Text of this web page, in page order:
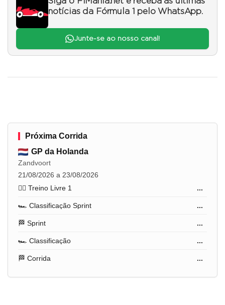
notícias da Fórmula 1 pelo WhatsApp.
Junte-se ao nosso canal!
Próxima Corrida
GP da Holanda
Zandvoort
21/08/2026 a 23/08/2026
🏋️‍♂️ Treino Livre 1
...
🏎️ Classificação Sprint ...
🏁 Sprint ...
🏎️ Classificação ...
🏁 Corrida ...